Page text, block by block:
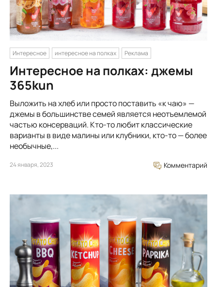
Интересное интересное на полках Реклама
Интересное на полках: джемы
365kun
Выложить на хлеб или просто поставить «к чаю» —
джемы в большинстве семей является неотъемлемой
частью консерваций. Кто-то любит классические
варианты в виде малины или клубники, кто-то — более
необычные,...
24 января, 2023 Комментарий